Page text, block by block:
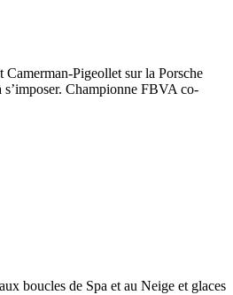
Pigeollet sur la Porsche
Championne FBVA co-
boucles de Spa et au Neige et glaces